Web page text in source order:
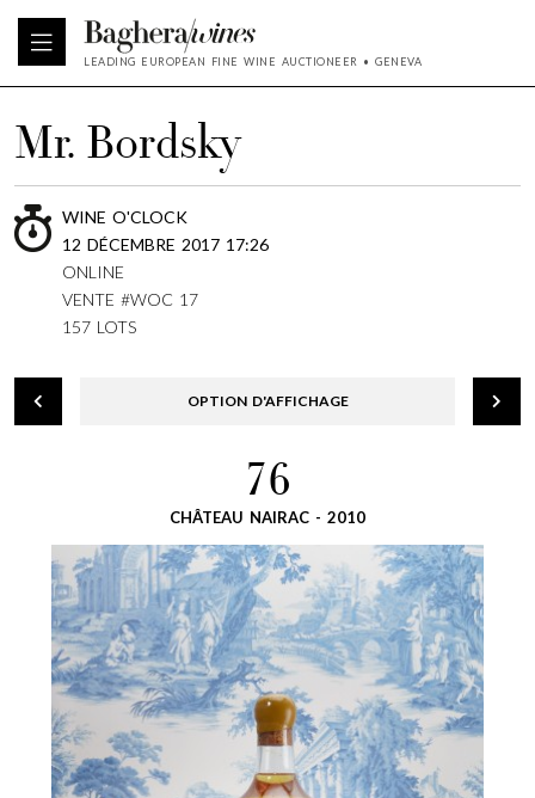
LEADING EUROPEAN FINE WINE AUCTIONEER • GENEVA
Mr. Bordsky
WINE O'CLOCK
12 DÉCEMBRE 2017 17:26
ONLINE
VENTE #WOC 17
157 LOTS
OPTION D'AFFICHAGE
76
CHÂTEAU NAIRAC - 2010